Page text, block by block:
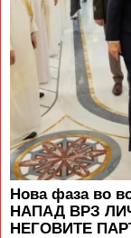
Нова фаза во
НАПАД ВРЗ
НЕГОВИТЕ